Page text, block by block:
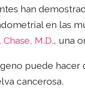
han
en las
Chase, M.D., una
puede
cancerosa.